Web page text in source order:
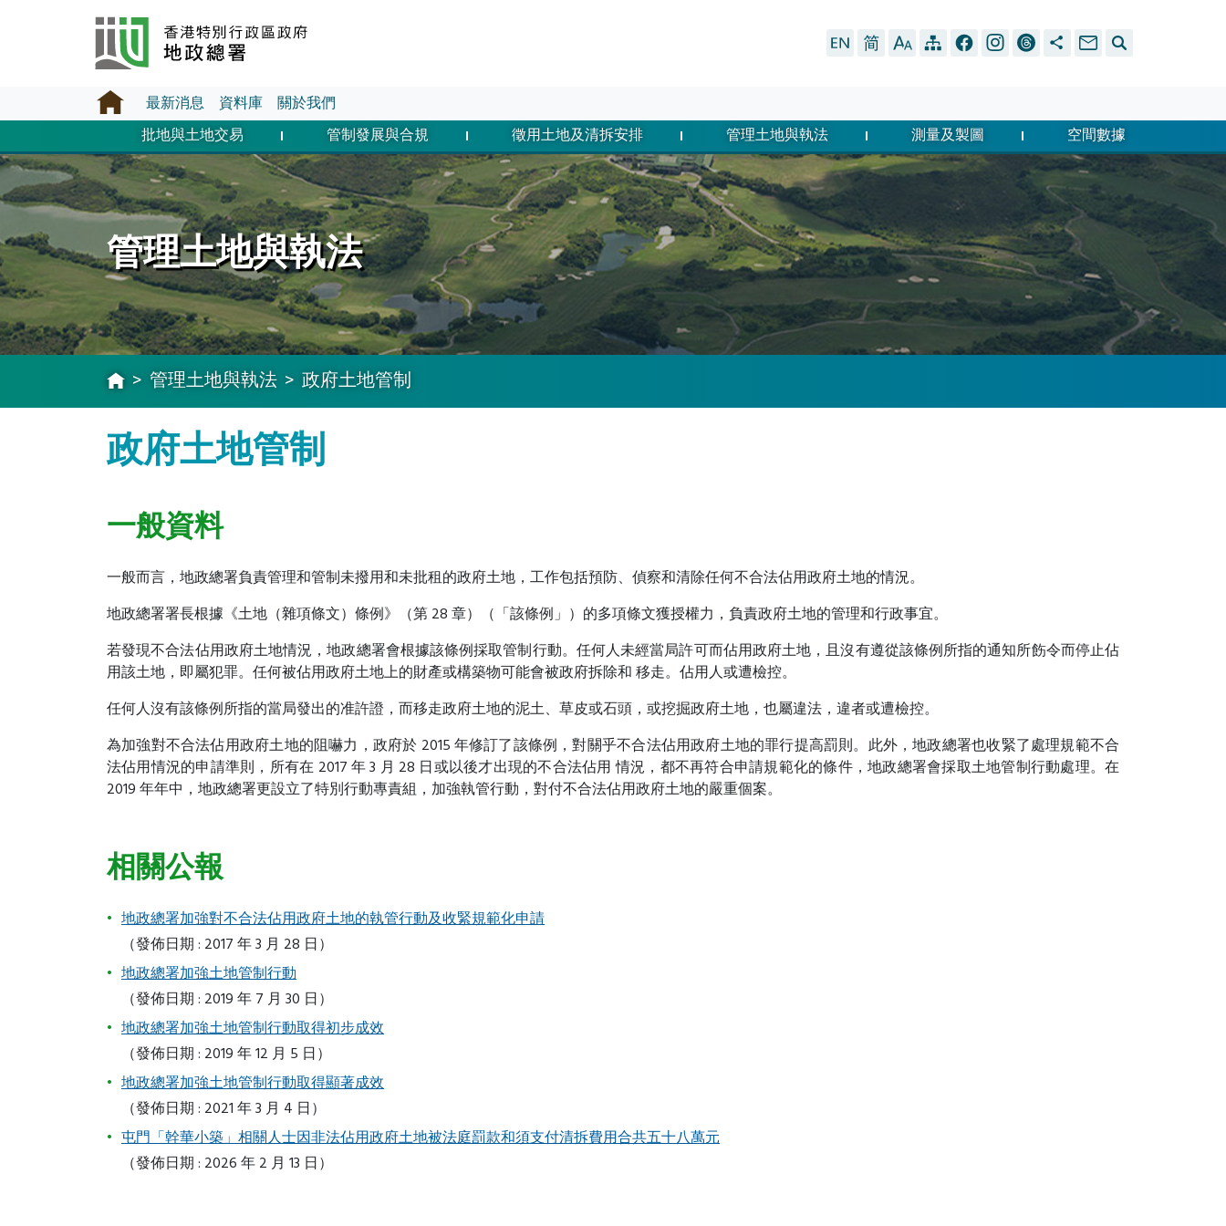
最新消息 資料庫
關於我們
批地與土地交易
管制發展與合規 徵用土地及清拆安排 管理土地與執法 測量及製圖 空間數據
管理土地與執法
管理土地與執法 政府土地管制
政府土地管制
一般資料
一般而言，地政總署負責管理和管制未撥用和未批租的政府土地，工作包括預防、偵察和清除任何不合法佔用政府土地的情況。
地政總署署長根據《土地（雜項條文）條例》（第 28 章）（「該條例」）的多項條文獲授權力，負責政府土地的管理和行政事宜。
若發現不合法佔用政府土地情況，地政總署會根據該條例採取管制行動。任何人未經當局許可而佔用政府土地，且沒有遵從該條例所指的通知所飭令而停止佔
用該土地，即屬犯罪。任何被佔用政府土地上的財產或構築物可能會被政府拆除和 移走。佔用人或遭檢控。
任何人沒有該條例所指的當局發出的准許證，而移走政府土地的泥土、草皮或石頭，或挖掘政府土地，也屬違法，違者或遭檢控。
為加強對不合法佔用政府土地的阻嚇力，政府於 2015 年修訂了該條例，對關乎不合法佔用政府土地的罪行提高罰則。此外，地政總署也收緊了處理規範不合
法佔用情況的申請準則，所有在 2017 年 3 月 28 日或以後才出現的不合法佔用 情況，都不再符合申請規範化的條件，地政總署會採取土地管制行動處理。在
2019 年年中，地政總署更設立了特別行動專責組，加強執管行動，對付不合法佔用政府土地的嚴重個案。
相關公報
地政總署加強對不合法佔用政府土地的執管行動及收緊規範化申請
（發佈日期 : 2017 年 3 月 28 日）
地政總署加強土地管制行動
（發佈日期 : 2019 年 7 月 30 日）
地政總署加強土地管制行動取得初步成效
（發佈日期 : 2019 年 12 月 5 日）
地政總署加強土地管制行動取得顯著成效
（發佈日期 : 2021 年 3 月 4 日）
屯門「幹華小築」相關人士因非法佔用政府土地被法庭罰款和須支付清拆費用合共五十八萬元
（發佈日期 : 2026 年 2 月 13 日）